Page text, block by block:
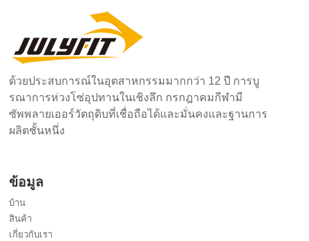
ด้วยประสบการณ์ในอุตสาหกรรมมากกว่า 12 ปี การบู
รณาการห่วงโซ่อุปทานในเชิงลึก กรกฎาคมกีฬามี
ซัพพลายเออร์วัตถุดิบที่เชื่อถือได้และมั่นคงและฐานการ
ผลิตชั้นหนึ่ง
ข้อมูล
บ้าน
สินค้า
เกี่ยวกับเรา